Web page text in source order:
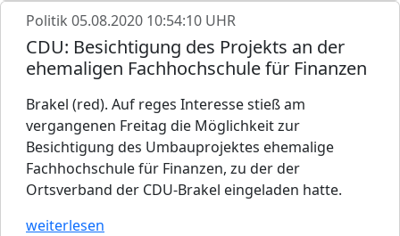
Politik 05.08.2020 10:54:10 UHR
CDU: Besichtigung des Projekts an der
ehemaligen Fachhochschule für Finanzen
Brakel (red). Auf reges Interesse stieß am
vergangenen Freitag die Möglichkeit zur
Besichtigung des Umbauprojektes ehemalige
Fachhochschule für Finanzen, zu der der
Ortsverband der CDU-Brakel eingeladen hatte.
weiterlesen